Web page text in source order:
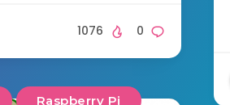
0
1076
Raspberry Pi